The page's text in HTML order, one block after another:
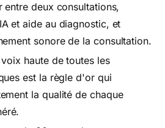
deux consultations,
et aide au diagnostic, et
sonore de la consultation.
haute de toutes les
est la règle d'or qui
la qualité de chaque